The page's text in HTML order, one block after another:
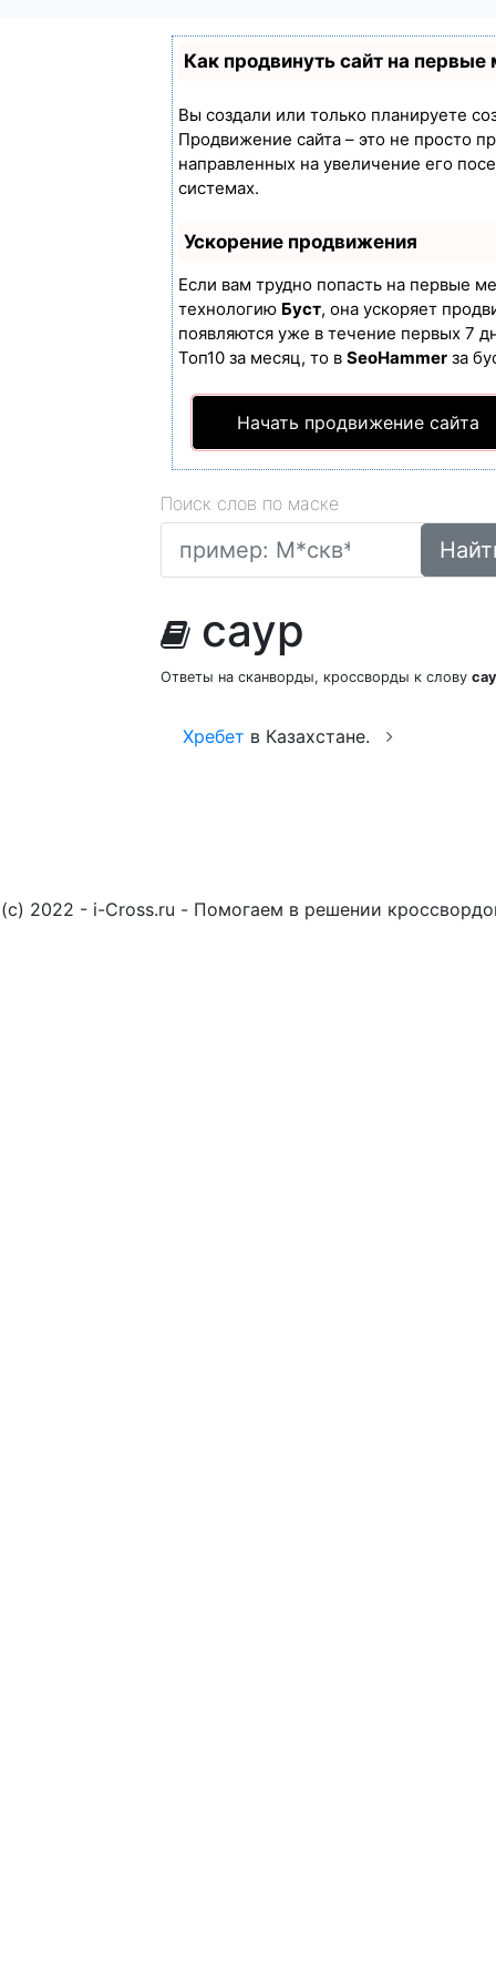
Как продвинуть сайт на первые
Вы создали или только планируете
Продвижение сайта – это не просто
направленных на увеличение его
системах.
Ускорение продвижения
Если вам трудно попасть на первые
технологию Буст, она ускоряет
появляются уже в течение первых 7
Топ10 за месяц, то в SeoHammer за
Начать продвижение сайта
Поиск слов по маске
саур
Ответы на сканворды, кроссворды к слову
Хребет в Казахстане.
(c) 2022 - i-Cross.ru - Помогаем в решении